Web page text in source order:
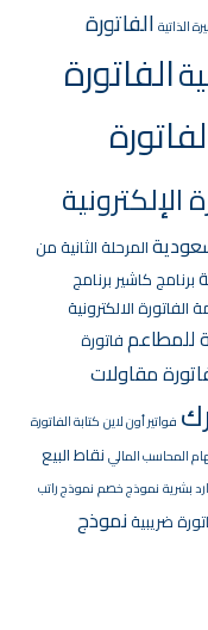
الذاتية الفاتورة
الفاتورة
الإلكترونية
المرحلة الثانية من
برنامج كاشير برنامج
الفاتورة الالكترونية
للمطاعمفاتورة
مقاولات
فواتير أون لاين كتابة الفاتورة
المحاسب المالي نقاط البيع
بشرية نموذج خصم نموذج راتب
ضريبيةنموذج